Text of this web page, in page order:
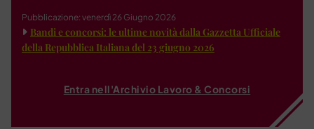
Pubblicazione: venerdì 26 Giugno 2026
Bandi e concorsi: le ultime novità dalla Gazzetta Ufficiale
della Repubblica Italiana del 23 giugno 2026
Entra nell'Archivio Lavoro & Concorsi